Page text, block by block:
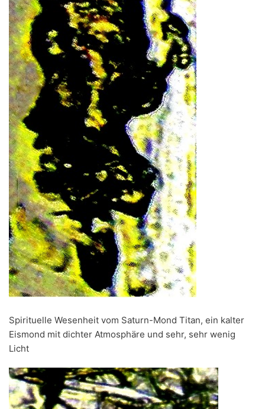
Spirituelle Wesenheit vom Saturn-Mond Titan, ein kalter
Eismond mit dichter Atmosphäre und sehr, sehr wenig
Licht